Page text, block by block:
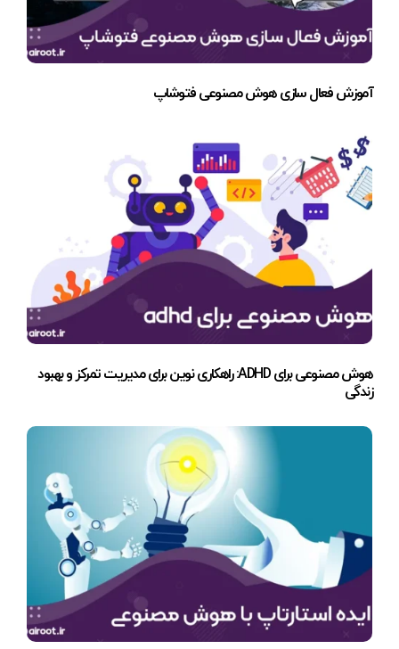
آموزش فعال سازی هوش مصنوعی فتوشاپ
هوش مصنوعی برای ADHD: راهکاری نوین برای مدیریت تمرکز و بهبود
زندگی